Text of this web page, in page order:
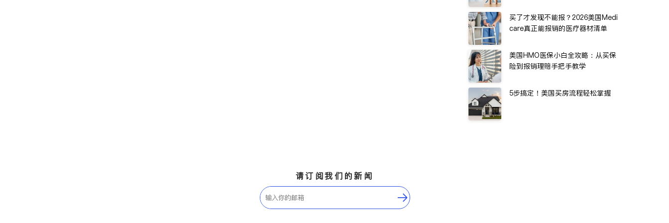
买了才发现不能报？2026美国Medi
care真正能报销的医疗器材清单
美国HMO医保小白全攻略：从买保
险到报销理赔手把手教学
5步搞定！美国买房流程轻松掌握
请订阅我们的新闻